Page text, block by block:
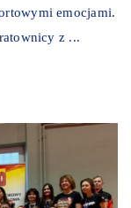
emocjami.
z ...